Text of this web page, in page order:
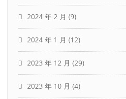
2024 年 2 月 (9)
2024 年 1 月 (12)
2023 年 12 月 (29)
2023 年 10 月 (4)